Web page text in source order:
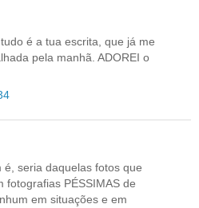
é a tua escrita, que já me
pela manhã. ADOREI o
é, seria daquelas fotos que
fotografias PÉSSIMAS de
em situações e em